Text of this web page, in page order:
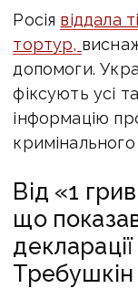
Росія віддала
тортур,
допомоги.
фіксують усі
інформацію
кримінального
Від «1
що
Требушкін